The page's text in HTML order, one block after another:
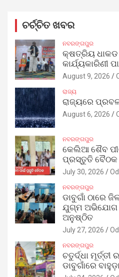
ଚର୍ଚ୍ଚିତ ଖବର
ନବରଙ୍ଗପୁର
କ୍ଷତ୍ରିୟ ଧାକଡ
କାର୍ଯ୍ୟକାରିଣୀ
August 9, 2026
ରାଜ୍ୟ
ରାଜ୍ୟରେ ପ୍ରବଳ
August 6, 2026
ନବରଙ୍ଗପୁର
କେଲିଆ ଶୈବ
ପ୍ରସ୍ତୁତି
July 30, 2026
ନବରଙ୍ଗପୁର
ଡାବୁଗାଁ ଠାରେ
ଯୁଗ୍ମ ଅଭିଯୋଗ
ଅନୁଷ୍ଠିତ
July 27, 2026
ନବରଙ୍ଗପୁର
ଚତୁର୍ଦ୍ଧା ମୂର୍ତ୍ତୀ
ଡାବୁଗାଁରେ